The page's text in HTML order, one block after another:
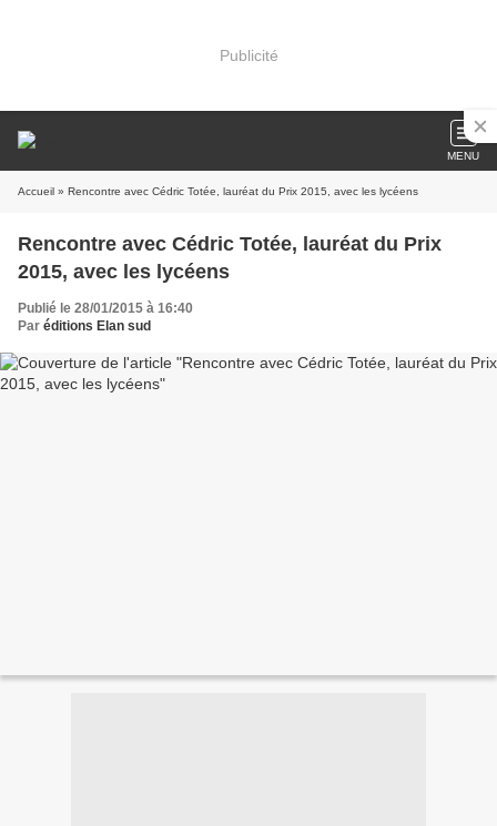
Publicité
MENU
Accueil » Rencontre avec Cédric Totée, lauréat du Prix 2015, avec les lycéens
Rencontre avec Cédric Totée, lauréat du Prix
2015, avec les lycéens
Publié le 28/01/2015 à 16:40
Par éditions Elan sud